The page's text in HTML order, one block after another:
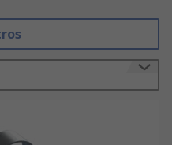
se utilizan para
kits de